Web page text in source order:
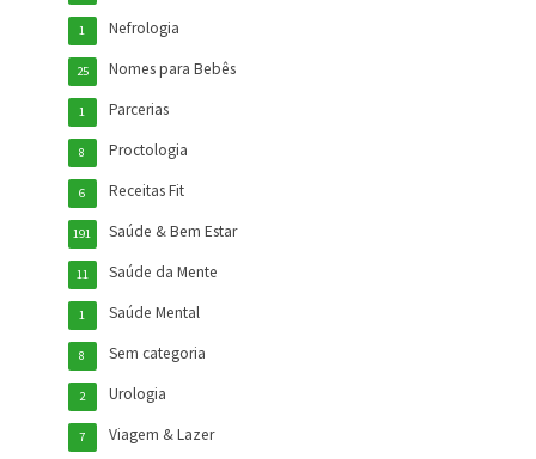
Nefrologia
1
Nomes para Bebês
25
Parcerias
1
Proctologia
8
Receitas Fit
6
Saúde & Bem Estar
191
Saúde da Mente
11
Saúde Mental
1
Sem categoria
8
Urologia
2
Viagem & Lazer
7